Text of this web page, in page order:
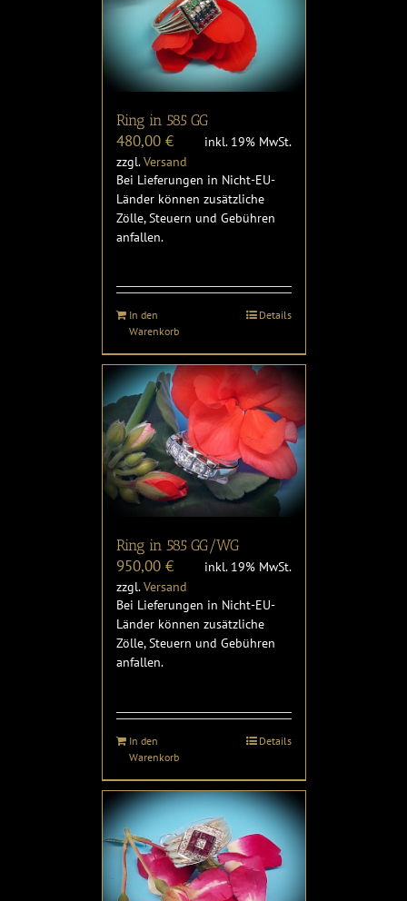
Ring in 585 GG
480,00 €
inkl. 19% MwSt.
zzgl.Versand
Bei Lieferungen in Nicht-EU-
Länder können zusätzliche
Zölle, Steuern und Gebühren
anfallen.
In den
Warenkorb
Details
Ring in 585 GG/WG
950,00 €
inkl. 19% MwSt.
zzgl.Versand
Bei Lieferungen in Nicht-EU-
Länder können zusätzliche
Zölle, Steuern und Gebühren
anfallen.
In den
Warenkorb
Details